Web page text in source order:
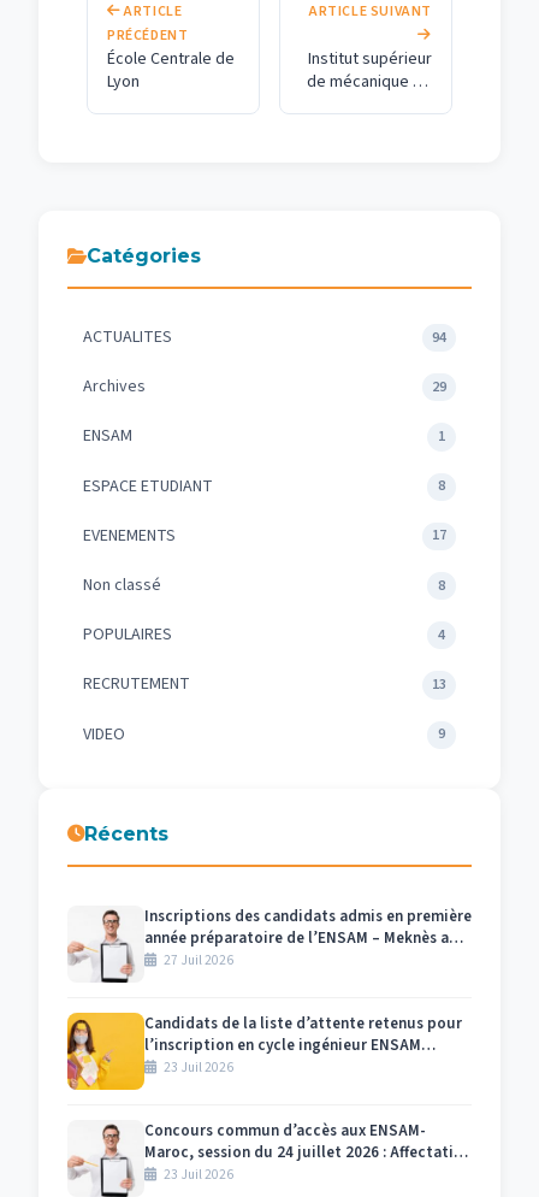
Catégories
ACTUALITES 94
Archives 29
ENSAM 1
ESPACE ETUDIANT 8
EVENEMENTS 17
Non classé 8
POPULAIRES 4
RECRUTEMENT 13
VIDEO 9
Récents
Inscriptions des candidats admis en première
année préparatoire de l’ENSAM – Meknès au
titre de l’année universitaire 2026/2027
27 Juil 2026
Candidats de la liste d’attente retenus pour
l’inscription en cycle ingénieur ENSAM
Meknès 2026-2027
23 Juil 2026
Concours commun d’accès aux ENSAM-
Maroc, session du 24 juillet 2026 : Affectation
des numéros des candidats et des salles par
23 Juil 2026
ARTICLE
PRÉCÉDENT
École Centrale de
Lyon
ARTICLE SUIVANT
Institut supérieur
de mécanique de